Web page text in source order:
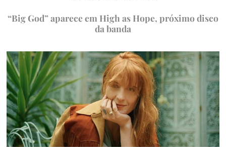
“Big God” aparece em High as Hope, próximo disco
da banda